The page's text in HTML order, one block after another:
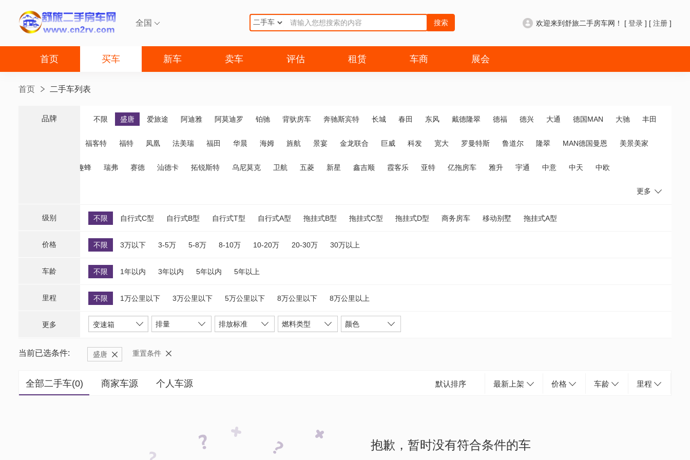
全国  搜索 欢迎来到舒旅二手房车网！ [ 登录 ] [ 注册 ]
首页 买车 新车 卖车 评估 租赁 车商 展会
首页 二手车列表
品牌 不限 盛唐 爱旅途 阿迪雅 阿莫迪罗 铂驰 背驮房车 奔驰斯宾特 长城 春田 东风 戴德隆翠 德福 德兴 大通 德国MAN 大驰 丰田
福客特 福特 凤凰 法美瑞 福田 华晨 海姆 旌航 景宴 金龙联合 巨威 科发 宽大 罗曼特斯 鲁道尔 隆翠 MAN德国曼恩 美景美家
趣蜂 瑞弗 赛德 汕德卡 拓锐斯特 乌尼莫克 卫航 五菱 新星 鑫吉顺 霞客乐 亚特 亿拖房车 雅升 宇通 中意 中天 中欧
更多
品牌
级别 不限 自行式C型 自行式B型 自行式T型 自行式A型 拖挂式B型 拖挂式C型 拖挂式D型 商务房车 移动别墅 拖挂式A型
价格 不限 3万以下 3-5万 5-8万 8-10万 10-20万 20-30万 30万以上
车龄 不限 1年以内 3年以内 5年以内 5年以上
里程 不限 1万公里以下 3万公里以下 5万公里以下 8万公里以下 8万公里以上
更多 变速箱 排量 排放标准 燃料类型 颜色
当前已选条件: 盛唐 重置条件
全部二手车(0) 商家车源 个人车源 默认排序 最新上架 价格 车龄 里程
抱歉，暂时没有符合条件的车